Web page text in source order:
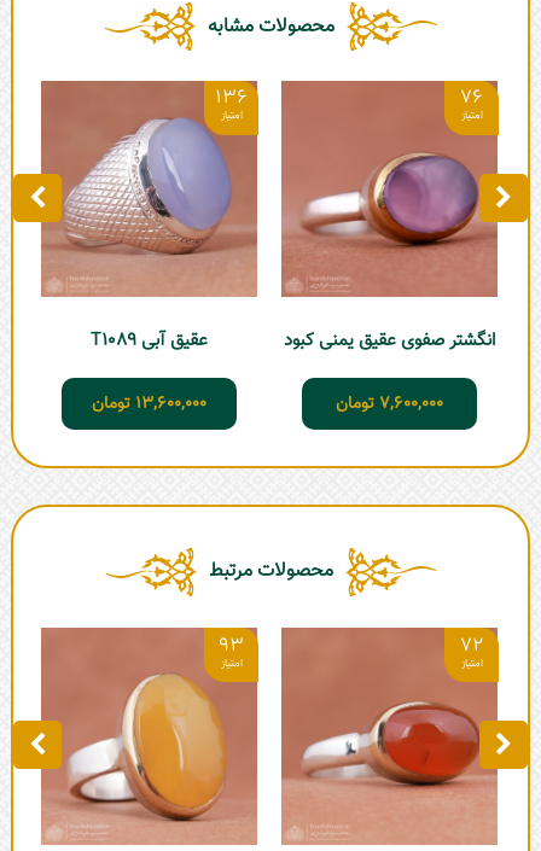
محصولات مشابه
76
انگشتر صفوی عقیق یمنی کبود
7,600,000 تومان
136
عقیق آبی T1089
13,600,000 تومان
محصولات مرتبط
72
93